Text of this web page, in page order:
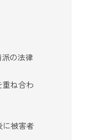
派の法律
ね合わ
に被害者